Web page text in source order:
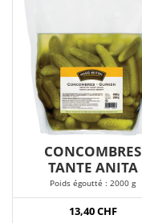
CONCOMBRES
TANTE ANITA
Poids égoutté : 2000 g
13,40 CHF